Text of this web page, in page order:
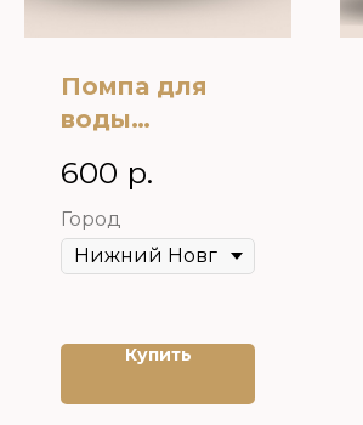
Помпа для
воды
я H-RP14
белая
600 р.
Город
Купить